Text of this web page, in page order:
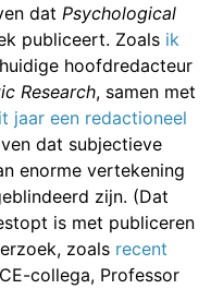
dat Psychological
publiceert. Zoals ik
hoofdredacteur
Research, samen met
jaar een redactioneel
dat subjectieve
enorme vertekening
zijn. (Dat
is met publiceren
zoals recent
collega, Professor